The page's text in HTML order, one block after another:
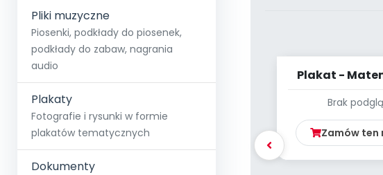
Pliki muzyczne
Piosenki, podkłady do piosenek,
podkłady do zabaw, nagrania
audio
Plakaty
Fotografie i rysunki w formie
plakatów tematycznych
Dokumenty
Plakat -
Brak
Zamów ten